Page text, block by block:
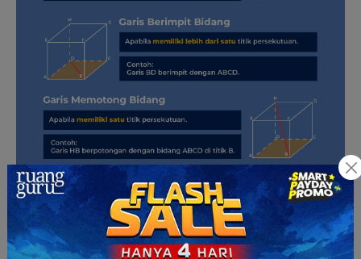
5. Kedudukan Bidang pada Bidang